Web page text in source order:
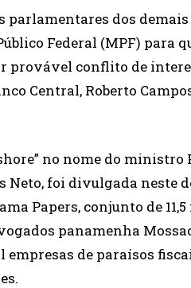
parlamentares dos
Federal (MPF) para
provável conflito de
Central, Roberto
no nome do ministro
Neto, foi divulgada neste
Papers, conjunto de
panamenha
de paraísos